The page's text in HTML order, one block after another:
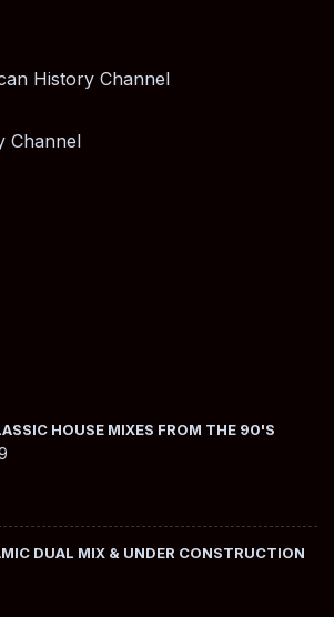
History Channel
Channel
HOUSE MIXES FROM THE 90'S
DUAL MIX & UNDER CONSTRUCTION